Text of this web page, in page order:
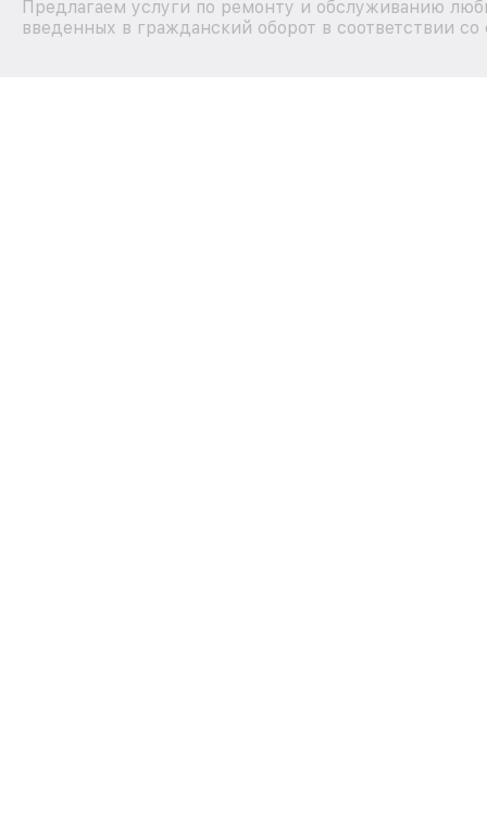
Предлагаем услуги по ремонту и обслуживанию
введенных в гражданский оборот в соответствии